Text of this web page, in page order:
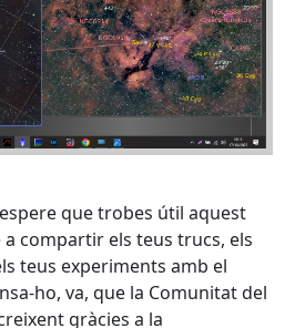
que trobes útil aquest
compartir els teus trucs, els
teus experiments amb el
ho, va, que la Comunitat del
gràcies a la